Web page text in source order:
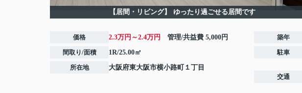
【居間・リビング】 ゆったり過ごせる居間です
価格 2.3万円～2.4万円 管理/共益費 5,000円
間取り/面積 1R/25.00㎡
所在地 大阪府東大阪市横小路町 １丁目
築年
駐車
交通